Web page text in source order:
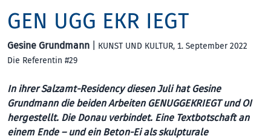
GEN UGG EKR IEGT
Gesine Grundmann KUNST UND KULTUR, 1. September 2022
Die Referentin #29
In ihrer Salzamt-Residency diesen Juli hat Gesine
Grundmann die beiden Arbeiten GENUGGEKRIEGT und OI
hergestellt. Die Donau verbindet. Eine Textbotschaft an
einem Ende – und ein Beton-Ei als skulpturale